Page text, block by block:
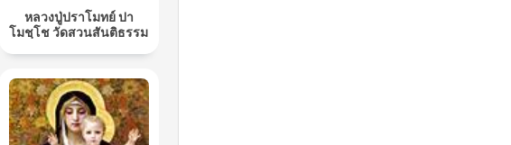
หลวงปู่ปราโมทย์ ปา
โมชฺโช วัดสวนสันติธรรม